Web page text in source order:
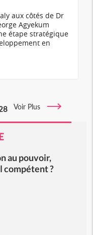
aux côtés de Dr
Agyekum
étape stratégique
en
Voir Plus
au pouvoir,
compétent ?